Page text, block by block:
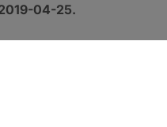
04-25.
i nytt fönster.